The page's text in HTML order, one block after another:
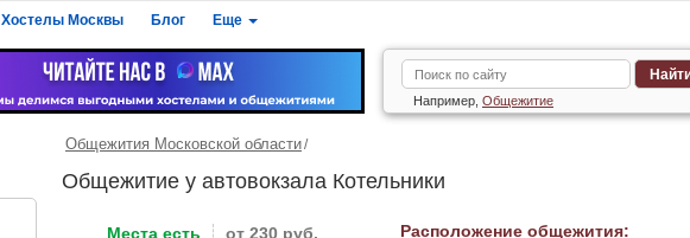
Хостелы Москвы Блог Еще
Например, Общежитие
Общежития Московской области
Общежитие у автовокзала Котельники
Места есть от 230 руб. Расположение общежития: